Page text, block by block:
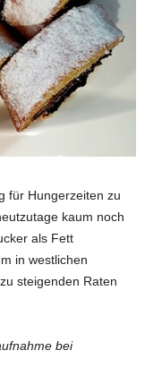
für Hungerzeiten zu
kaum noch
als Fett
in westlichen
steigenden Raten
bei